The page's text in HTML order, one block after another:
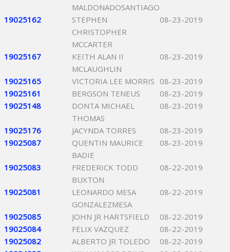
MALDONADOSANTIAGO
19025162
STEPHEN
CHRISTOPHER
MCCARTER
08-23-2019
19025167
KEITH ALAN II
MCLAUGHLIN
08-23-2019
19025165 VICTORIA LEE MORRIS 08-23-2019
19025161
BERGSON TENEUS
08-23-2019
19025148
DONTA MICHAEL
THOMAS
08-23-2019
19025176 JACYNDA TORRES
08-23-2019
19025087
QUENTIN MAURICE
BADIE
08-23-2019
19025083
FREDERICK TODD
BUXTON
08-22-2019
19025081
LEONARDO MESA
GONZALEZMESA
08-22-2019
19025085 JOHN JR HARTSFIELD
08-22-2019
19025084
FELIX VAZQUEZ
08-22-2019
19025082
ALBERTO JR TOLEDO
08-22-2019